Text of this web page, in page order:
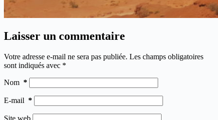
Laisser un commentaire
Votre adresse e-mail ne sera pas publiée. Les champs obligatoires
sont indiqués avec *
Nom *
E-mail *
Site web